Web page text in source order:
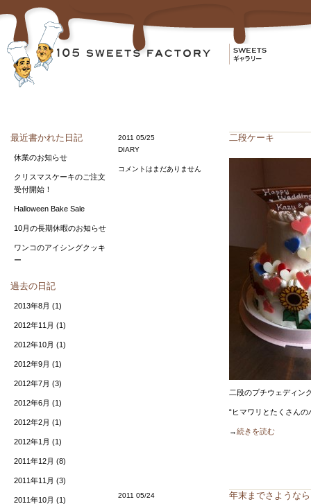
最近書かれた日記
休業のお知らせ
クリスマスケーキのご注文
受付開始！
Halloween Bake Sale
10月の長期休暇のお知らせ
ワンコのアイシングクッキ
ー
過去の日記
2013年8月 (1)
2012年11月 (1)
2012年10月 (1)
2012年9月 (1)
2012年7月 (3)
2012年6月 (1)
2012年2月 (1)
2012年1月 (1)
2011年12月 (8)
2011年11月 (3)
2011年10月 (1)
2011 05/25
DIARY
コメントはまだありません
二段ケーキ
二段のプチウェディン
“ヒマワリとたくさん
→続きを読む
2011 05/24
年末までさようなら